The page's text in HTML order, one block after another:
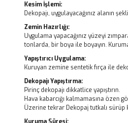
Kesim İşlemi:
Dekopajı, uygulayacağınız alanın
Zemin Hazırlığı:
Uygulama yapacağınız yüzeyi
tonlarda, bir boya ile boyayın.
Yapıştırıcı Uygulama:
Kuruyan zemine sentetik fırça ile
Dekopajı Yapıştırma:
Pirinç dekopajı dikkatlice yapıştırın.
Hava kabarcığı kalmamasına özen
Üzerine tekrar Dekopaj tutkalı sürüp